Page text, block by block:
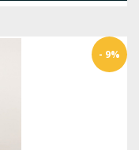
- 9%